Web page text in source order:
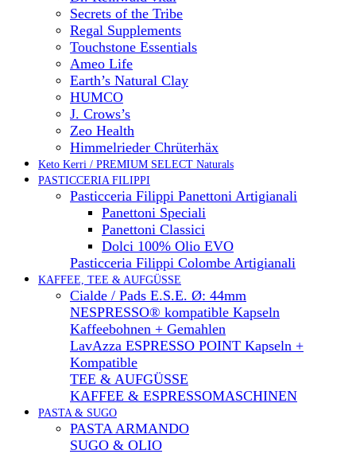
Secrets of the Tribe
Regal Supplements
Touchstone Essentials
Ameo Life
Earth’s Natural Clay
HUMCO
J. Crows’s
Zeo Health
Himmelrieder Chrüterhäx
Keto Kerri / PREMIUM SELECT Naturals
PASTICCERIA FILIPPI
Pasticceria Filippi Panettoni Artigianali
Panettoni Speciali
Panettoni Classici
Dolci 100% Olio EVO
Pasticceria Filippi Colombe Artigianali
KAFFEE, TEE & AUFGÜSSE
Cialde / Pads E.S.E. Ø: 44mm
NESPRESSO® kompatible Kapseln
Kaffeebohnen + Gemahlen
LavAzza ESPRESSO POINT Kapseln +
Kompatible
TEE & AUFGÜSSE
KAFFEE & ESPRESSOMASCHINEN
PASTA & SUGO
PASTA ARMANDO
SUGO & OLIO